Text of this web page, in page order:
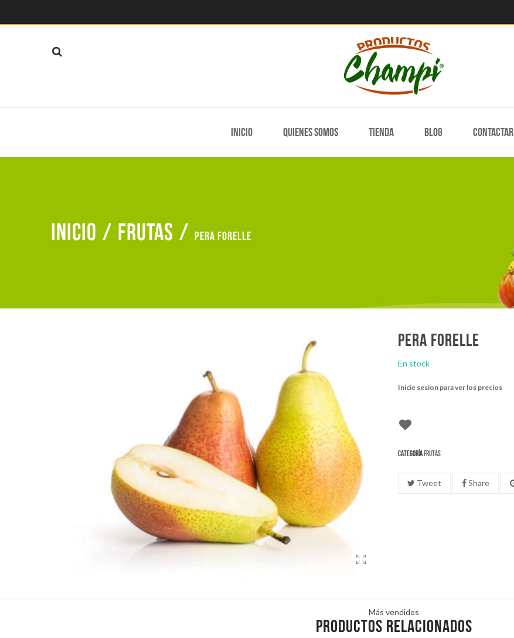
Inicio Quienes somos Tienda Blog Contactar
Inicio / Frutas / Pera forelle
Pera forelle
En stock
Inicie sesion para ver los precios
Categoría Frutas
Tweet Share
Más vendidos
PRODUCTOS RELACIONADOS